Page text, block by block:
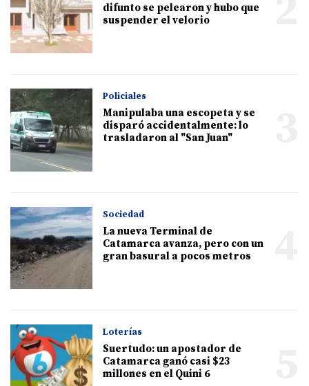
difunto se pelearon y hubo que
suspender el velorio
Policiales
Manipulaba una escopeta y se
disparó accidentalmente: lo
trasladaron al "San Juan"
Sociedad
La nueva Terminal de
Catamarca avanza, pero con un
gran basural a pocos metros
Loterías
Suertudo: un apostador de
Catamarca ganó casi $23
millones en el Quini 6